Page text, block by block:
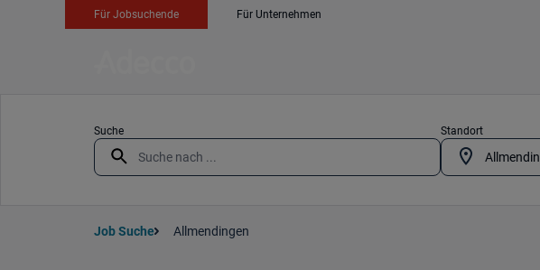
Für Jobsuchende Für Unternehmen
Suche Standort
Job Suche Allmendingen